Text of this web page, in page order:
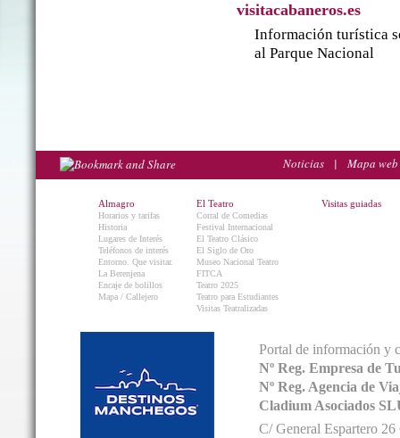
visitacabaneros.es
Información turística
al Parque Nacional
Noticias | Mapa web
Almagro
Horarios y tarifas
Historia
Lugares de Interés
Teléfonos de interés
Entorno. Que visitar.
La Berenjena
Encaje de bolillos
Mapa / Callejero
El Teatro
Corral de Comedias
Festival Internacional
El Teatro Clásico
El Siglo de Oro
Museo Nacional Teatro
FITCA
Teatro 2025
Teatro para Estudiantes
Visitas Teatralizadas
Visitas guiadas
Portal de información y
Nº Reg. Empresa de
Nº Reg. Agencia de
Cladium Asociados
C/ General Espartero